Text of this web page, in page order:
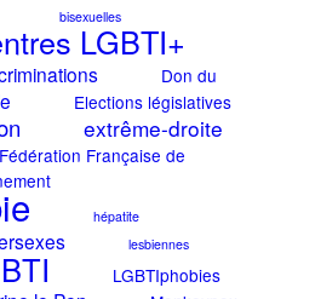
bisexuelles
LGBTI+
Don du
Elections législatives
extrême-droite
Fédération Française de
hépatite
lesbiennes
LGBTIphobies